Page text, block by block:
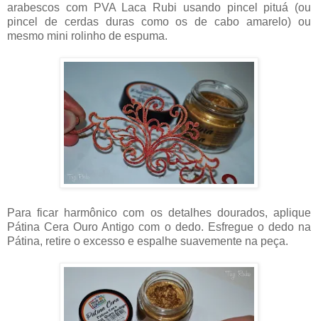
arabescos com PVA Laca Rubi usando pincel pituá (ou
pincel de cerdas duras como os de cabo amarelo) ou
mesmo mini rolinho de espuma.
Para ficar harmônico com os detalhes dourados, aplique
Pátina Cera Ouro Antigo com o dedo. Esfregue o dedo na
Pátina, retire o excesso e espalhe suavemente na peça.